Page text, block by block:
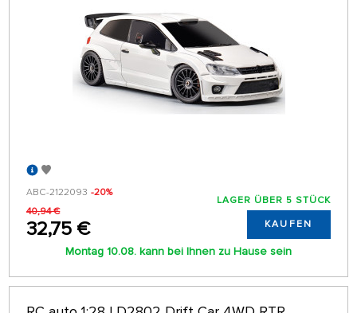
ABC-2122093 -20%
40,94 €
32,75 €
LAGER ÜBER 5 STÜCK
KAUFEN
Montag 10.08. kann bei Ihnen zu Hause sein